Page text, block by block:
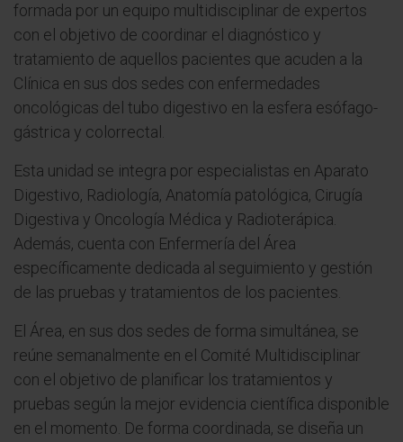
formada por un equipo multidisciplinar de expertos
con el objetivo de coordinar el diagnóstico y
tratamiento de aquellos pacientes que acuden a la
Clínica en sus dos sedes con enfermedades
oncológicas del tubo digestivo en la esfera esófago-
gástrica y colorrectal.
Esta unidad se integra por especialistas en Aparato
Digestivo, Radiología, Anatomía patológica, Cirugía
Digestiva y Oncología Médica y Radioterápica.
Además, cuenta con Enfermería del Área
específicamente dedicada al seguimiento y gestión
de las pruebas y tratamientos de los pacientes.
El Área, en sus dos sedes de forma simultánea, se
reúne semanalmente en el Comité Multidisciplinar
con el objetivo de planificar los tratamientos y
pruebas según la mejor evidencia científica disponible
en el momento. De forma coordinada, se diseña un